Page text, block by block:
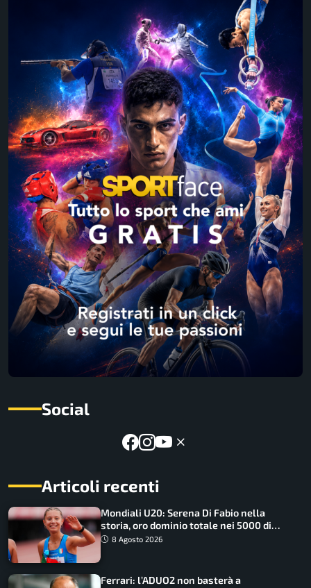
Social
Articoli recenti
Mondiali U20: Serena Di Fabio nella
storia, oro dominio totale nei 5000 di
marcia
8 Agosto 2026
Ferrari: l’ADUO2 non basterà a